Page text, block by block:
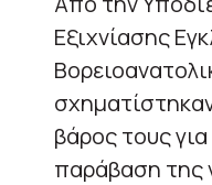
Εξιχνίασης
βάρος τους
παράβαση της